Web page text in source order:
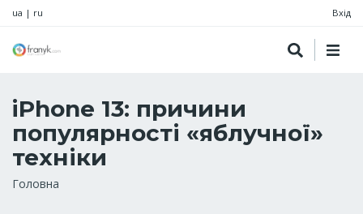
ua | ru Вхід
iPhone 13: причини
популярності «яблучної»
техніки
Рядок
Головна